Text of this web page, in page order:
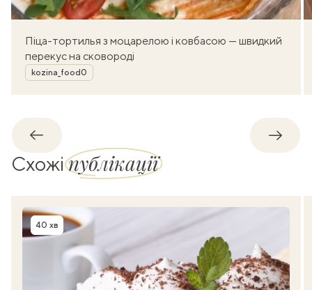
Піца-тортилья з моцарелою і ковбасою — швидкий
перекус на сковороді
Автор
kozina_food0
Назад
Схожіпублікації
Час приготування
40 хв